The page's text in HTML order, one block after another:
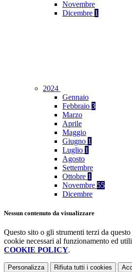
Novembre
Dicembre 1
2024
Gennaio
Febbraio 3
Marzo
Aprile
Maggio
Giugno 1
Luglio 1
Agosto
Settembre
Ottobre 1
Novembre 55
Dicembre
Nessun contenuto da visualizzare
Questo sito o gli strumenti terzi da
cookie necessari al funzionamento ed
COOKIE POLICY.
Personalizza Rifiuta tutti i cookies